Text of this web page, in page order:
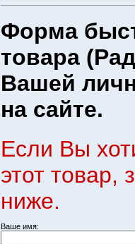
Форма
товара
Вашей
на сайте.
Если Вы
этот товар,
ниже.
Ваше имя: